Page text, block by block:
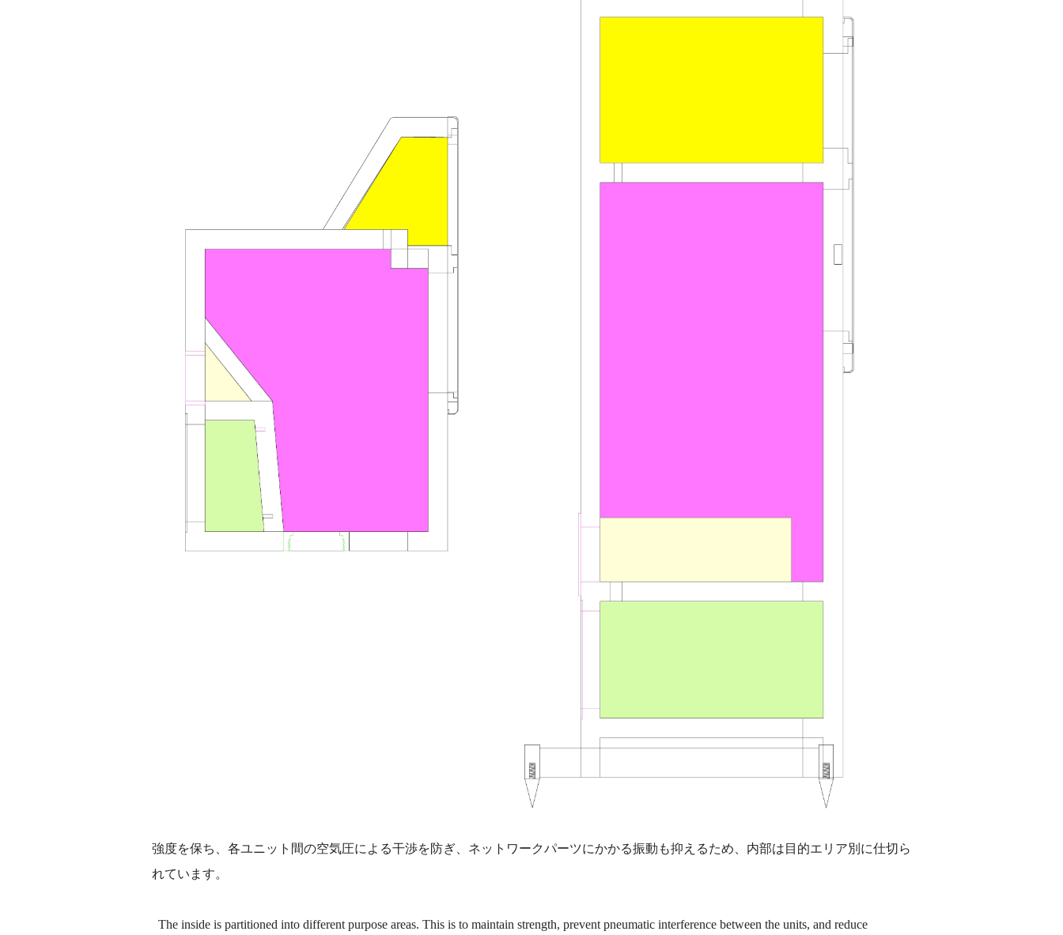
強度を保ち、各ユニット間の空気圧による干渉を防ぎ、ネットワークパーツにかかる振動も抑えるため、内部は目的エリア別に仕切ら
れています。
The inside is partitioned into different purpose areas. This is to maintain strength, prevent pneumatic interference between the units, and reduce